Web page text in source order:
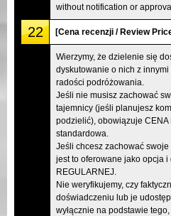
without notification or
22 [Cena recenzji / Review
Wierzymy, że dzielenie się
dyskutowanie o nich z
radości podróżowania.
Jeśli nie musisz zachować
tajemnicy (jeśli planujesz
podzielić), obowiązuje CENA
standardowa.
Jeśli chcesz zachować
jest to oferowane jako opcja i
REGULARNEJ.
Nie weryfikujemy, czy
doświadczeniu lub je
wyłącznie na podstawie